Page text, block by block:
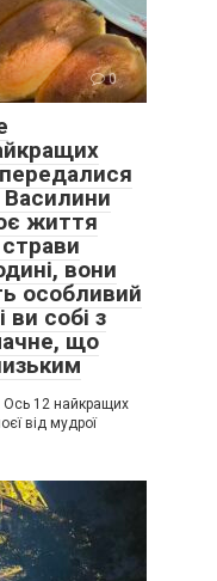
0
Василини
життя
вони
особливий
ви собі з
що
Ось 12 найкращих
від мудрої